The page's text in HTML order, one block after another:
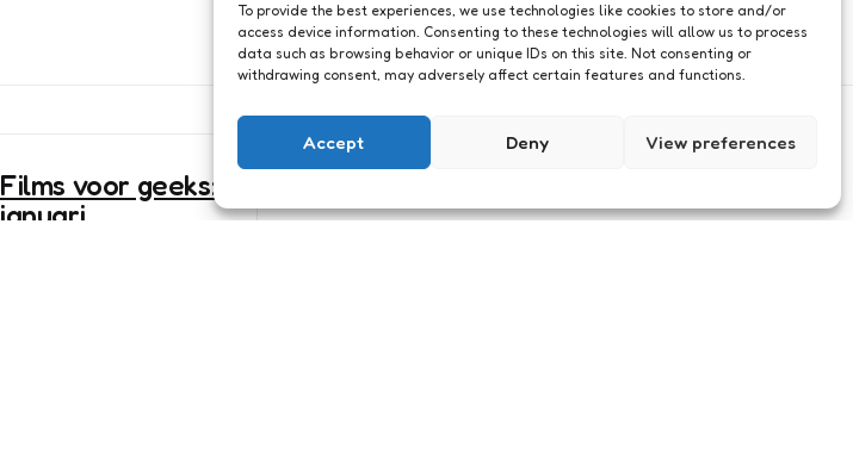
To provide the best experiences, we use technologies like cookies to store and/or
access device information. Consenting to these technologies will allow us to process
data such as browsing behavior or unique IDs on this site. Not consenting or
withdrawing consent, may adversely affect certain features and functions.
Accept Deny View preferences
Films voor geeks:
januari